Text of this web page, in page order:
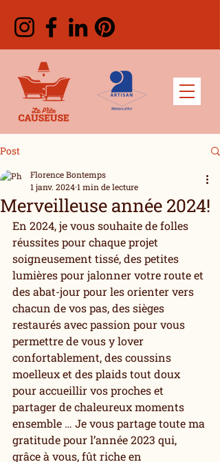
Post
Merveilleuse année 2024!
Florence Bontemps
1 janv. 20241 min de lecture
En 2024, je vous souhaite de folles
réussites pour chaque projet
soigneusement tissé, des petites
lumières pour jalonner votre route et
des abat-jour pour les orienter vers
chacun de vos pas, des sièges
restaurés avec passion pour vous
permettre de vous y lover
confortablement, des coussins
moelleux et des plaids tout doux
pour accueillir vos proches et
partager de chaleureux moments
ensemble … Je vous partage toute ma
gratitude pour l’année 2023 qui,
grâce à vous, fût riche en